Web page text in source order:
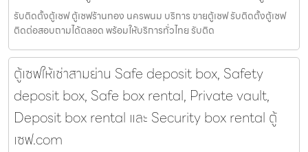
รับติดตั้งตู้เซฟ ตู้เซฟร้านทอง นครพนม บริการ ขายตู้เซฟ รับติดตั้งตู้เซฟ
ติดต่อสอบถามได้ตลอด พร้อมให้บริการทั่วไทย รับติด
ตู้เซฟให้เช่าสามย่าน Safe deposit box, Safety
deposit box, Safe box rental, Private vault,
Deposit box rental และ Security box rental ตู้
เซฟ.com